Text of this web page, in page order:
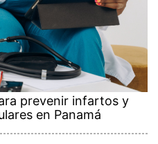
prevenir infartos y
en Panamá